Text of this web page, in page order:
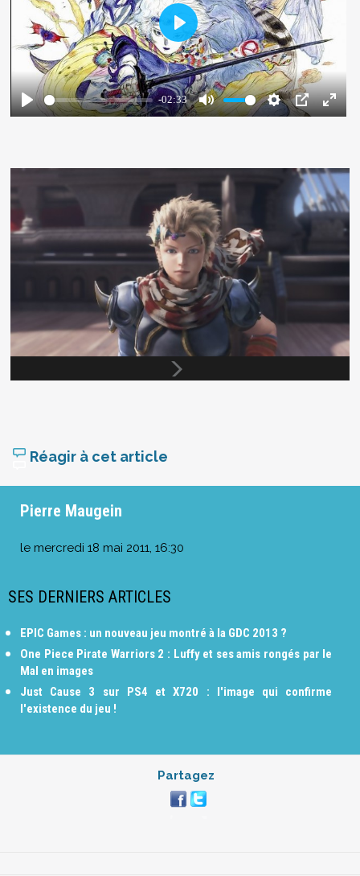
Réagir à cet article
Pierre Maugein
le mercredi 18 mai 2011, 16:30
SES DERNIERS ARTICLES
EPIC Games : un nouveau jeu montré à la GDC 2013 ?
One Piece Pirate Warriors 2 : Luffy et ses amis rongés par le
Mal en images
Just Cause 3 sur PS4 et X720 : l'image qui confirme
l'existence du jeu !
Partagez